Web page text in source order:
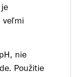
veľmi
nie
Použitie